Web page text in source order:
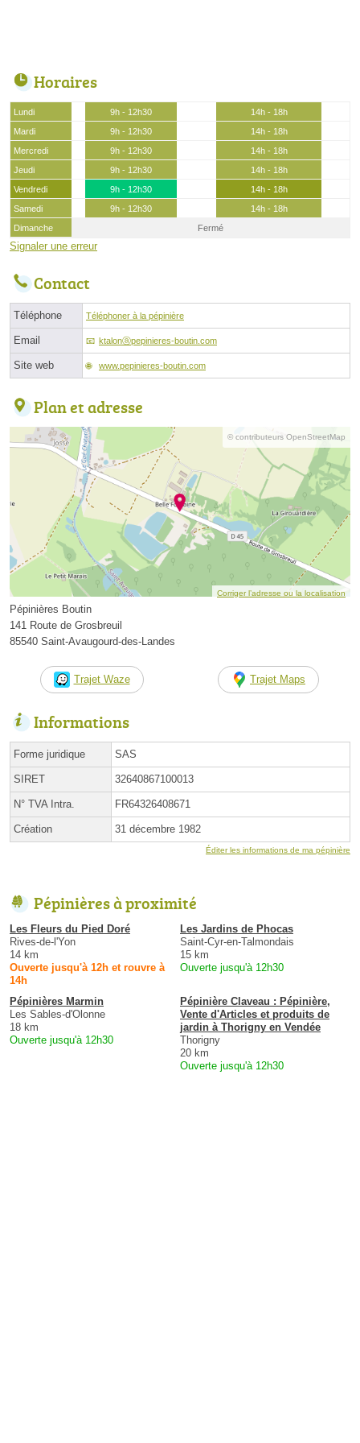
Horaires
Lundi 9h - 12h30
14h - 18h
Mardi
9h - 12h30
14h - 18h
Mercredi
9h - 12h30
14h - 18h
Jeudi
9h - 12h30
14h - 18h
Vendredi
9h - 12h30
14h - 18h
Samedi
9h - 12h30
14h - 18h
Dimanche
Fermé
Signaler une erreur
Contact
Téléphone Téléphoner à la pépinière
Email ktalonⓐpepinieres-boutin.com
Site web www.pepinieres-boutin.com
Plan et adresse
© contributeurs OpenStreetMap
Corriger l’adresse ou la localisation
Pépinières Boutin
141 Route de Grosbreuil
85540 Saint-Avaugourd-des-Landes
Trajet Waze Trajet Maps
Informations
Forme juridique SAS
SIRET 32640867100013
N° TVA Intra. FR64326408671
Création 31 décembre 1982
Éditer les informations de ma pépinière
Pépinières à proximité
Les Fleurs du Pied Doré
Rives-de-l'Yon
14 km
Ouverte jusqu'à 12h et rouvre à
14h
Les Jardins de Phocas
Saint-Cyr-en-Talmondais
15 km
Ouverte jusqu'à 12h30
Pépinières Marmin
Les Sables-d'Olonne
18 km
Ouverte jusqu'à 12h30
Pépinière Claveau : Pépinière,
Vente d'Articles et produits de
jardin à Thorigny en Vendée
Thorigny
20 km
Ouverte jusqu'à 12h30